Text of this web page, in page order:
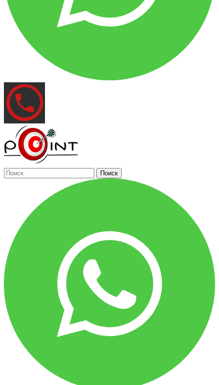
Поиск